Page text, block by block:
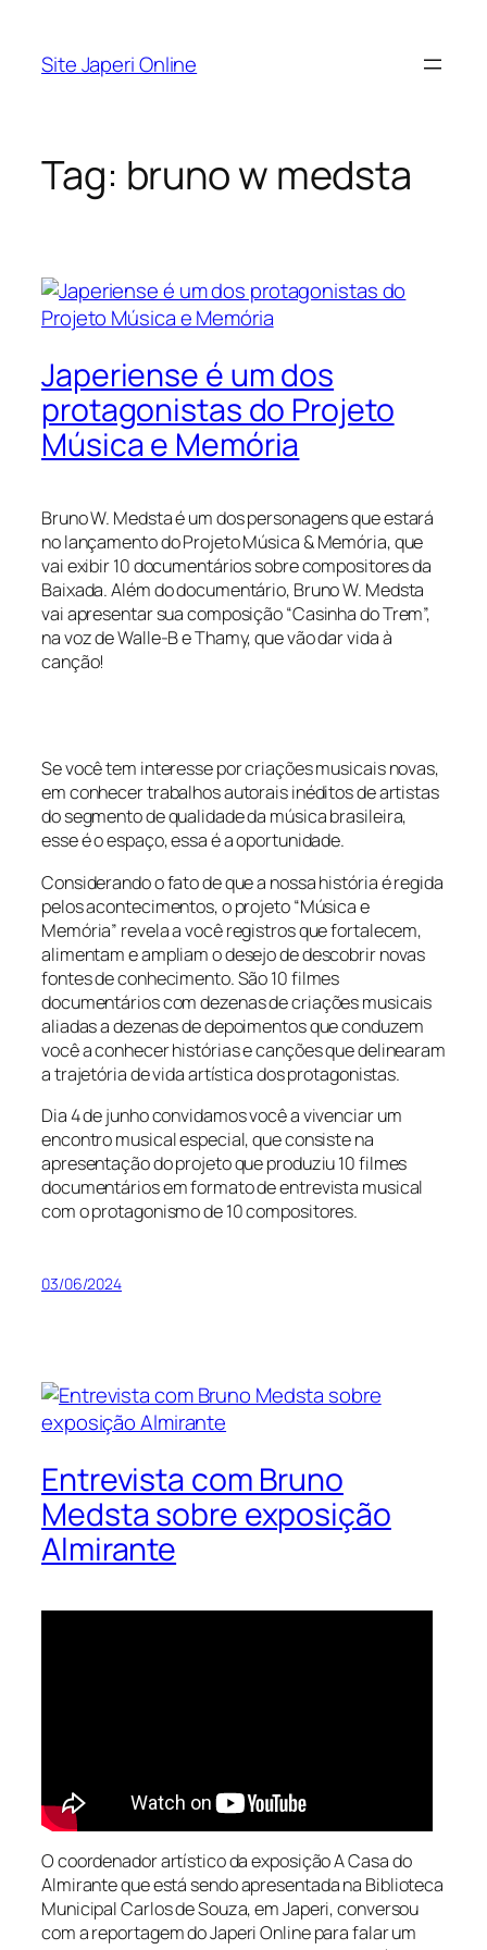
Site Japeri Online
Tag: bruno w medsta
Japeriense é um dos
protagonistas do Projeto
Música e Memória
Bruno W. Medsta é um dos personagens que estará
no lançamento do Projeto Música & Memória, que
vai exibir 10 documentários sobre compositores da
Baixada. Além do documentário, Bruno W. Medsta
vai apresentar sua composição “Casinha do Trem”,
na voz de Walle-B e Thamy, que vão dar vida à
canção!
Se você tem interesse por criações musicais novas,
em conhecer trabalhos autorais inéditos de artistas
do segmento de qualidade da música brasileira,
esse é o espaço, essa é a oportunidade.
Considerando o fato de que a nossa história é regida
pelos acontecimentos, o projeto “Música e
Memória” revela a você registros que fortalecem,
alimentam e ampliam o desejo de descobrir novas
fontes de conhecimento. São 10 filmes
documentários com dezenas de criações musicais
aliadas a dezenas de depoimentos que conduzem
você a conhecer histórias e canções que delinearam
a trajetória de vida artística dos protagonistas.
Dia 4 de junho convidamos você a vivenciar um
encontro musical especial, que consiste na
apresentação do projeto que produziu 10 filmes
documentários em formato de entrevista musical
com o protagonismo de 10 compositores.
03/06/2024
Entrevista com Bruno
Medsta sobre exposição
Almirante
O coordenador artístico da exposiçãoA Casa do
Almiranteque está sendo apresentada na Biblioteca
Municipal Carlos de Souza, em Japeri, conversou
com a reportagem do Japeri Online para falar um